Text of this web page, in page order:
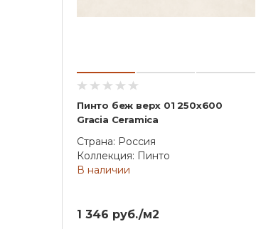
Пинто беж верх 01 250х600
Gracia Ceramica
Страна: Россия
Коллекция: Пинто
В наличии
1 346 руб./м2